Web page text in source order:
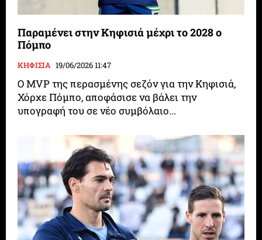
Παραμένει στην Κηφισιά μέχρι το 2028 ο
Πόμπο
ΚΗΦΙΣΙΑ 19/06/2026 11:47
Ο MVP της περασμένης σεζόν για την Κηφισιά,
Χόρχε Πόμπο, αποφάσισε να βάλει την
υπογραφή του σε νέο συμβόλαιο...